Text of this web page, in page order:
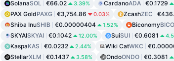
SolanaSOL €66.02 3.39% CardanoADA €0.1729
PAX GoldPAXG €3,754.86 0.03% ZcashZEC
Shiba InuSHIB €0.00000404 1.52% BiconomyBICO
SKYAISKYAI €0.1042 12.00% SuiSUI €0.6081
KaspaKAS €0.0232 2.44% Wiki CatWKC
StellarXLM €0.1437 3.58% OndoONDO €0.3081